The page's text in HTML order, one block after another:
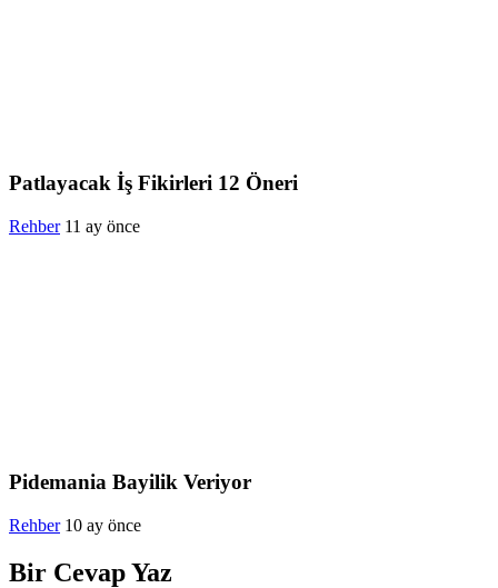
Patlayacak İş Fikirleri 12 Öneri
Rehber 11 ay önce
Pidemania Bayilik Veriyor
Rehber 10 ay önce
Bir Cevap Yaz